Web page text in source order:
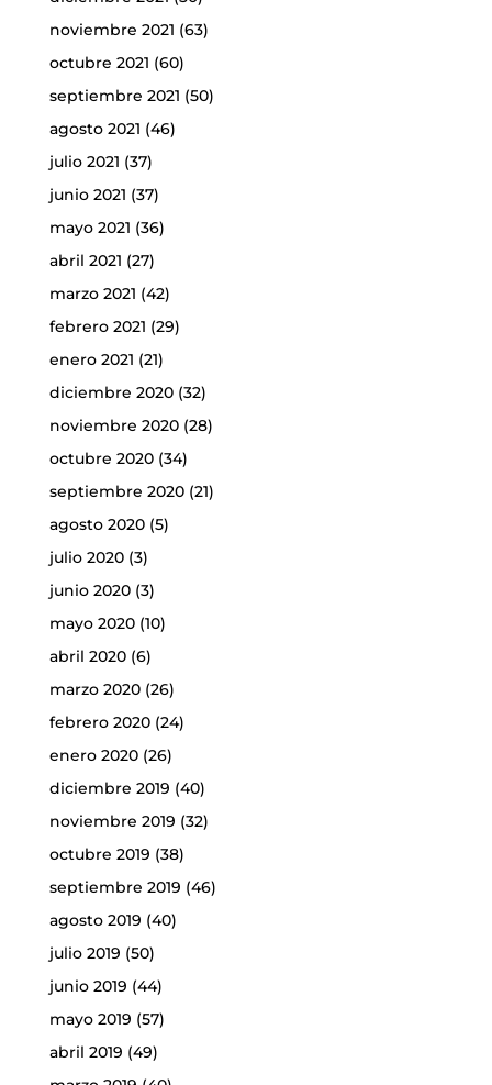
noviembre 2021 (63)
octubre 2021 (60)
septiembre 2021 (50)
agosto 2021 (46)
julio 2021 (37)
junio 2021 (37)
mayo 2021 (36)
abril 2021 (27)
marzo 2021 (42)
febrero 2021 (29)
enero 2021 (21)
diciembre 2020(32)
noviembre 2020(28)
octubre 2020(34)
septiembre 2020(21)
agosto 2020(5)
julio 2020(3)
junio 2020(3)
mayo 2020(10)
abril 2020(6)
marzo 2020(26)
febrero 2020(24)
enero 2020(26)
diciembre 2019 (40)
noviembre 2019 (32)
octubre 2019 (38)
septiembre 2019 (46)
agosto 2019 (40)
julio 2019 (50)
junio 2019 (44)
mayo 2019 (57)
abril 2019 (49)